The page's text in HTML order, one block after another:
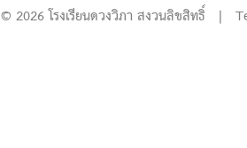
© 2026 โรงเรียนดวงวิภา สงวนลิขสิทธิ์ |